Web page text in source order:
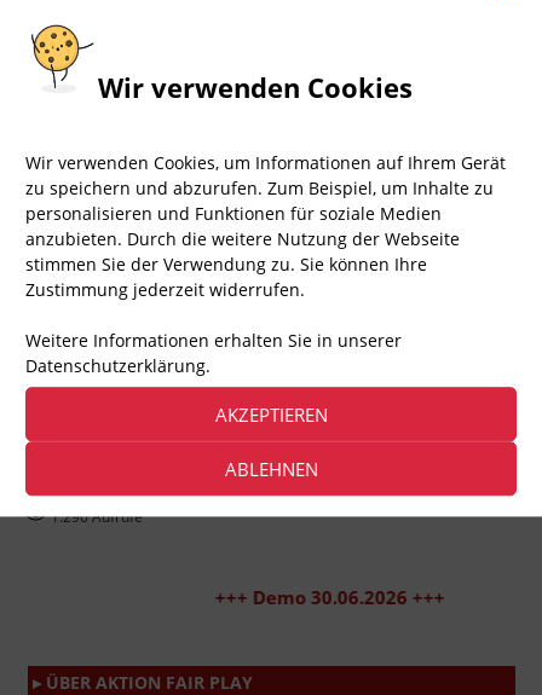
Wir verwenden Cookies
Wir verwenden Cookies, um Informationen auf Ihrem Gerät
zu speichern und abzurufen. Zum Beispiel, um Inhalte zu
personalisieren und Funktionen für soziale Medien
anzubieten. Durch die weitere Nutzung der Webseite
stimmen Sie der Verwendung zu. Sie können Ihre
Zustimmung jederzeit widerrufen.
Weitere Informationen erhalten Sie in unserer
Datenschutzerklärung.
AKZEPTIEREN
ABLEHNEN
1.290Aufrufe
+++ Demo 30.06.2026 +++
▸ ÜBER AKTION FAIR PLAY